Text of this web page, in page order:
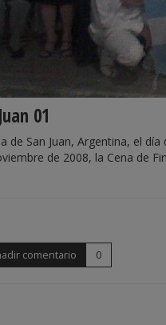
01
de San Juan, Argentina, el
de 2008, la Cena de
comentario 0